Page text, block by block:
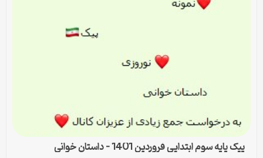
پیک پایه سوم ابتدایی فروردین 1401 – داستان خوانی